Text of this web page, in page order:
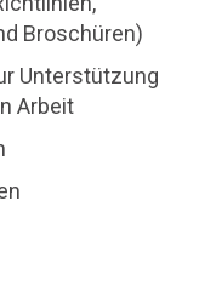
Broschüren)
Unterstützung
Arbeit